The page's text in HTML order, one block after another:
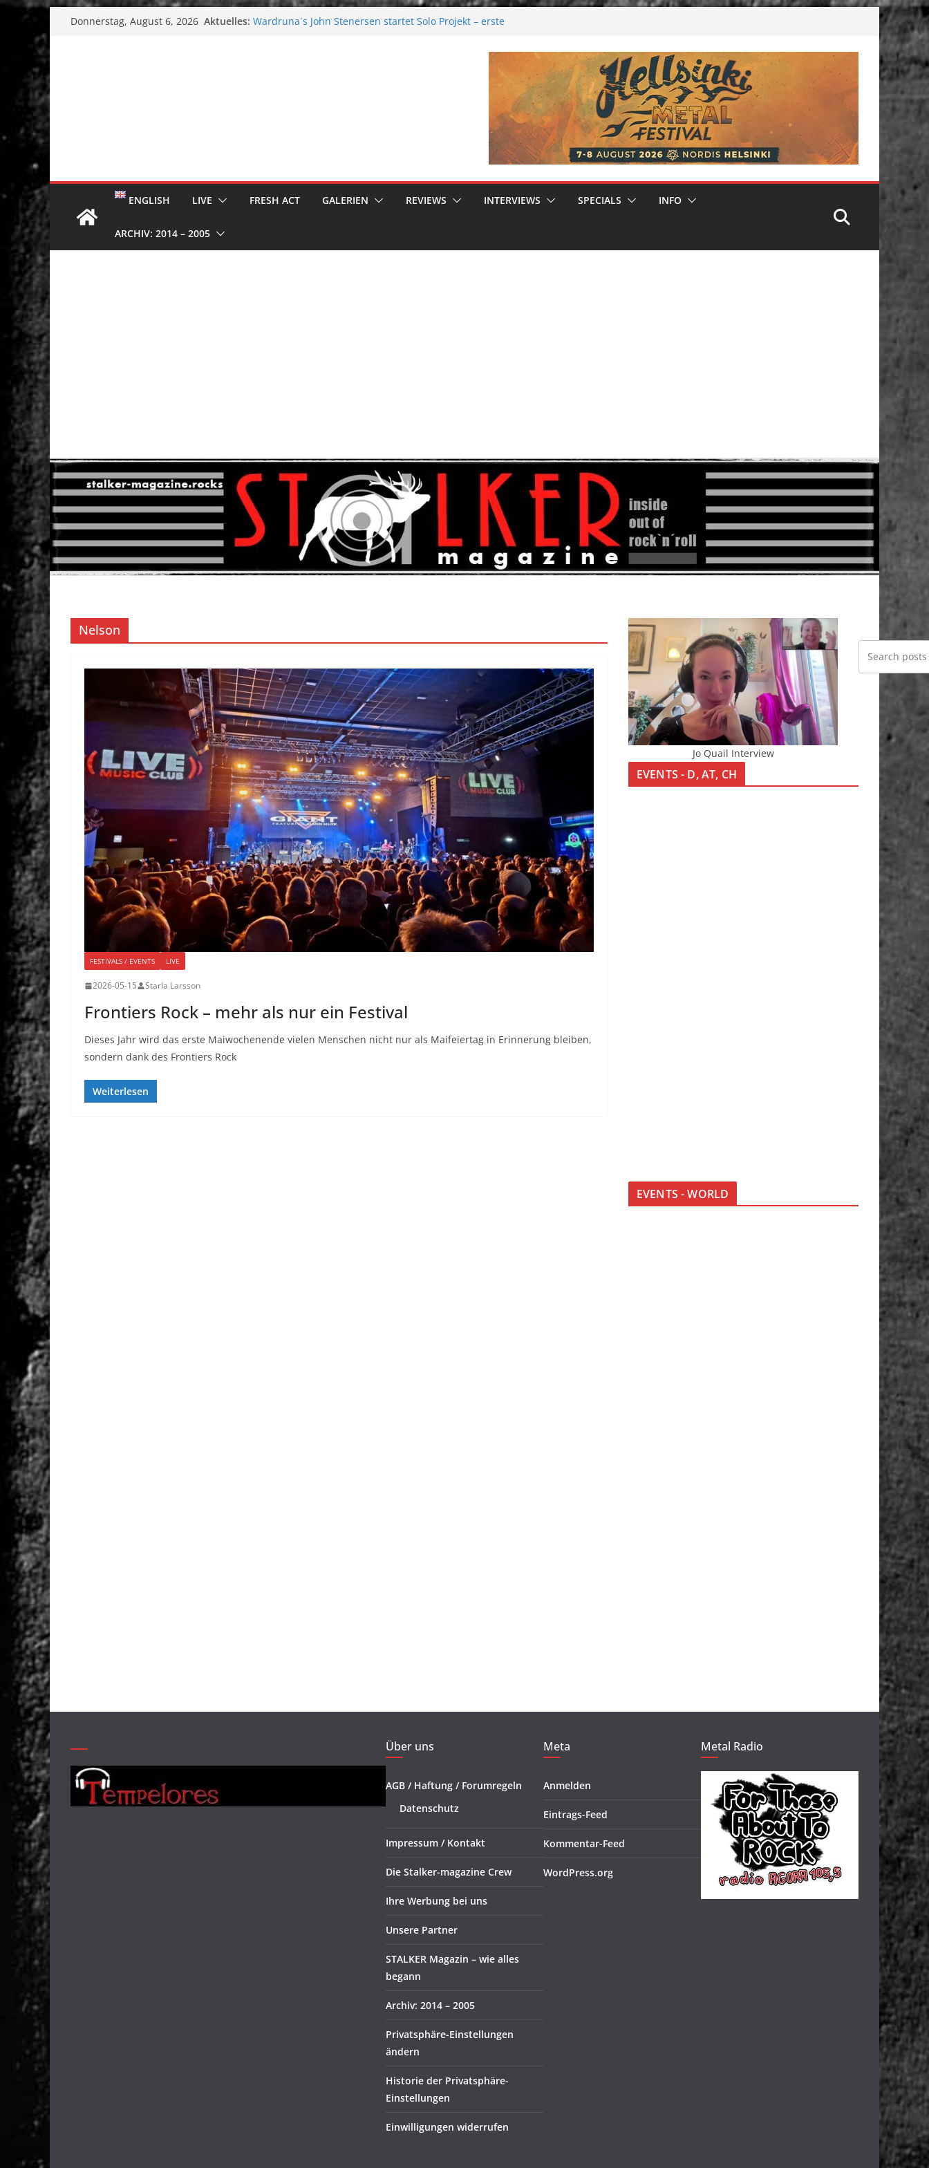
Zum
springen
Donnerstag, August 6, 2026 Aktuelles: Wardruna´s John Stenersen startet Solo Projekt – erste
ENGLISH LIVE FRESH ACT GALERIEN REVIEWS INTERVIEWS SPECIALS INFO
ARCHIV: 2014 – 2005
Nelson
FESTIVALS / EVENTS LIVE
2026-05-15 Starla Larsson
Frontiers Rock – mehr als nur ein Festival
Dieses Jahr wird das erste Maiwochenende vielen Menschen nicht nur als Maifeiertag in Erinnerung bleiben,
sondern dank des Frontiers Rock
Weiterlesen
Jo Quail Interview
EVENTS - D, AT, CH
EVENTS - WORLD
Über uns
AGB / Haftung / Forumregeln
Datenschutz
Impressum / Kontakt
Die Stalker-magazine Crew
Ihre Werbung bei uns
Unsere Partner
STALKER Magazin – wie alles
begann
Archiv: 2014 – 2005
Privatsphäre-Einstellungen
ändern
Historie der Privatsphäre-
Einstellungen
Einwilligungen widerrufen
Meta
Anmelden
Eintrags-Feed
Kommentar-Feed
WordPress.org
Metal Radio